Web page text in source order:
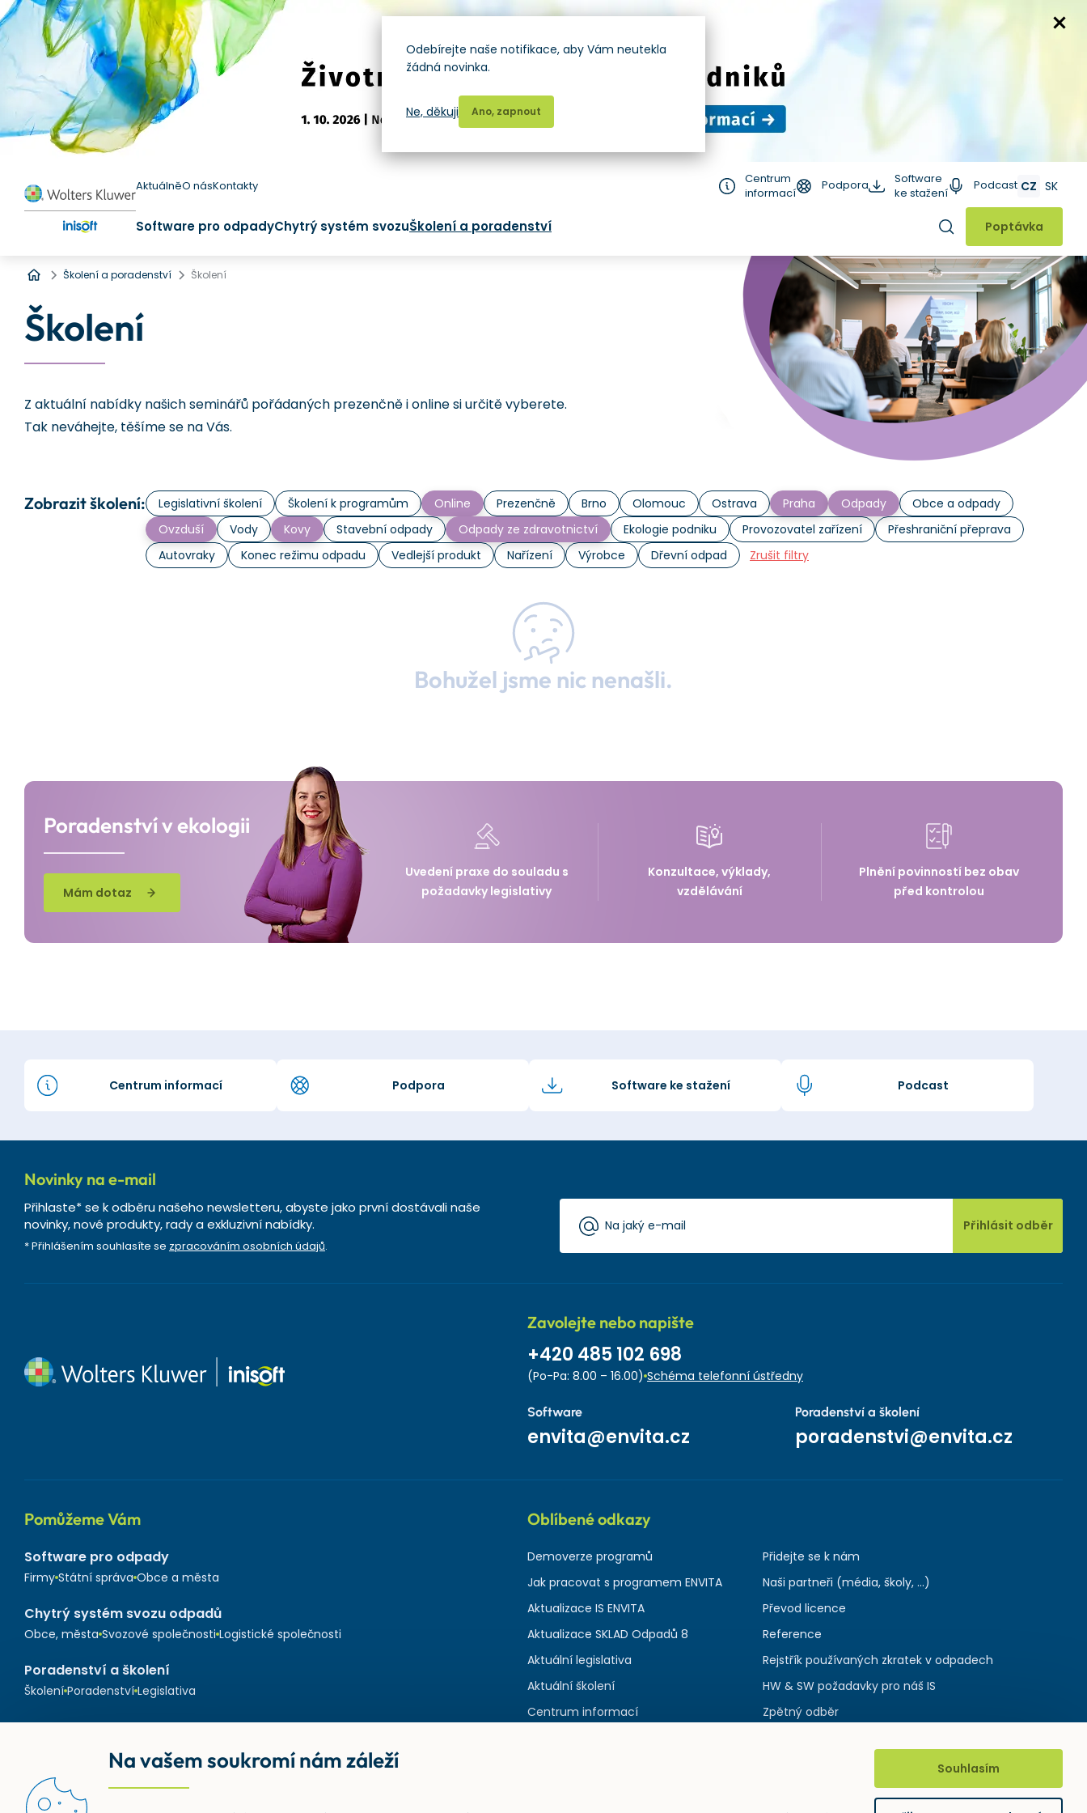
AktuálněO násKontakty
Centrum
informací
Podpora
Software
ke stažení
Podcast CZ SK
Software pro odpadyChytrý systém svozuŠkolení a poradenství Hledat
Poptávka
Úvod
Školení a poradenství Školení
Školení
Z aktuální nabídky našich seminářů pořádaných prezenčně i online si určitě vyberete.
Tak neváhejte, těšíme se na Vás.
Zobrazit školení: Legislativní školení Školení k programům Online Prezenčně Brno Olomouc Ostrava Praha Odpady
Obce a odpady
Ovzduší
Vody Kovy Stavební odpady Odpady ze zdravotnictví Ekologie podniku Provozovatel zařízení
Přeshraniční přeprava
Autovraky
Konec režimu odpadu Vedlejší produkt Nařízení Výrobce Dřevní odpad Zrušit filtry
Bohužel jsme nic nenašli.
Poradenství v ekologii
Mám dotaz
Uvedení praxe do souladu s
požadavky legislativy
Konzultace, výklady,
vzdělávání
Plnění povinností bez obav
před kontrolou
Centrum informací Podpora Software ke stažení Podcast
Novinky na e-mail
Přihlaste* se k odběru našeho newsletteru, abyste jako první dostávali naše
novinky, nové produkty, rady a exkluzivní nabídky.
* Přihlášením souhlasíte se zpracováním osobních údajů.
Přihlásit odběr
Zavolejte nebo napište
+420 485 102 698
(Po-Pa: 8.00 – 16.00) Schéma telefonní ústředny
Software
envita@envita.cz
Poradenství a školení
poradenstvi@envita.cz
Pomůžeme Vám
Software pro odpady
Firmy Státní správa Obce a města
Chytrý systém svozu odpadů
Obce, města Svozové společnosti Logistické společnosti
Poradenství a školení
Školení Poradenství Legislativa
Oblíbené odkazy
Demoverze programů
Jak pracovat s programem ENVITA
Aktualizace IS ENVITA
Aktualizace SKLAD Odpadů 8
Aktuální legislativa
Aktuální školení
Centrum informací
Přidejte se k nám
Naši partneři (média, školy, ...)
Převod licence
Reference
Rejstřík používaných zkratek v odpadech
HW & SW požadavky pro náš IS
Zpětný odběr
Odebírejte naše notifikace, aby Vám neutekla
žádná novinka.
Ano, zapnout
Ne, děkuji
Na vašem soukromí nám záleží Souhlasím